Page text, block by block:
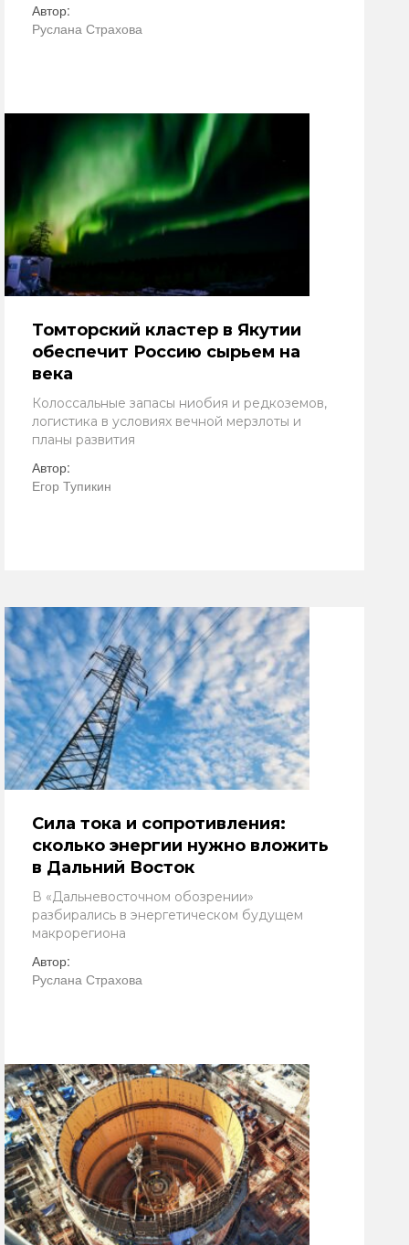
Автор:
Руслана Страхова
Томторский кластер в Якутии
обеспечит Россию сырьем на
века
Колоссальные запасы ниобия и редкоземов,
логистика в условиях вечной мерзлоты и
планы развития
Автор:
Егор Тупикин
Сила тока и сопротивления:
сколько энергии нужно вложить
в Дальний Восток
В «Дальневосточном обозрении»
разбирались в энергетическом будущем
макрорегиона
Автор:
Руслана Страхова